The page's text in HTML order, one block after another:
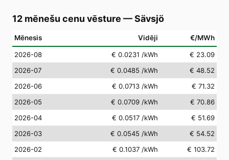
12 mēnešu cenu vēsture —Sävsjö
Mēnesis Vidēji €/MWh
2026-08 € 0.0231 /kWh
€ 23.09
2026-07
€ 0.0485 /kWh
€ 48.52
2026-06
€ 0.0713 /kWh
€ 71.32
2026-05
€ 0.0709 /kWh
€ 70.86
2026-04
€ 0.0517 /kWh
€ 51.69
2026-03
€ 0.0545 /kWh
€ 54.52
2026-02
€ 0.1037 /kWh
€ 103.72